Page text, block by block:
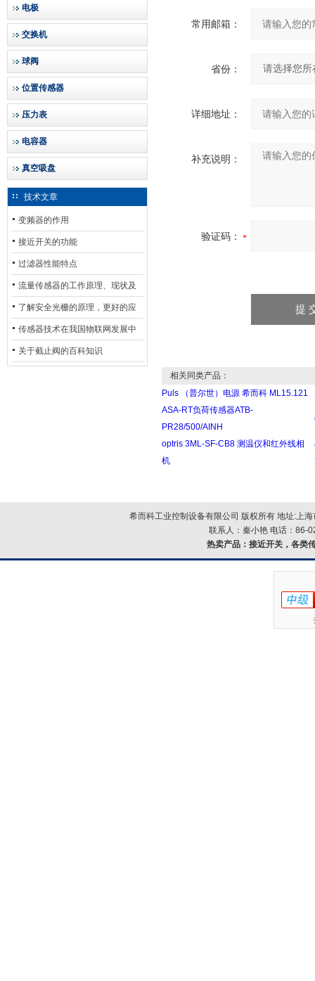
电极
交换机
球阀
位置传感器
压力表
电容器
真空吸盘
技术文章
变频器的作用
接近开关的功能
过滤器性能特点
流量传感器的工作原理、现状及
其发展前景
了解安全光栅的原理，更好的应
用安全光栅
传感器技术在我国物联网发展中
的地位*
关于截止阀的百科知识
常用邮箱：
省份：
详细地址：
补充说明：
验证码：
相关同类产品：
Puls （普尔世）电源 希而科 ML15.121
ASA-RT负荷传感器ATB-
PR28/500/AINH
optris 3ML-SF-CB8 测温仪和红外线相
机
希而科工业控制设备有限公司 版权所有 地址:上
联系人：秦小艳 电话：86-
热卖产品： 接近开关，各类